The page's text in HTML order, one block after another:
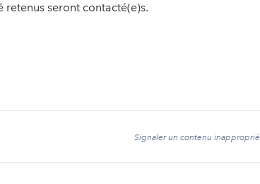
retenus seront contacté(e)s.
Signaler un contenu inapproprié